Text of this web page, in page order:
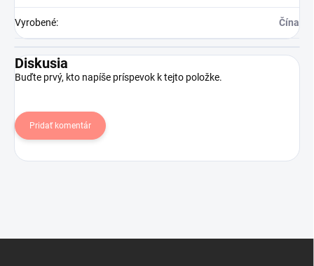
Vyrobené: Čína
Diskusia
Buďte prvý, kto napíše príspevok k tejto položke.
Pridať komentár